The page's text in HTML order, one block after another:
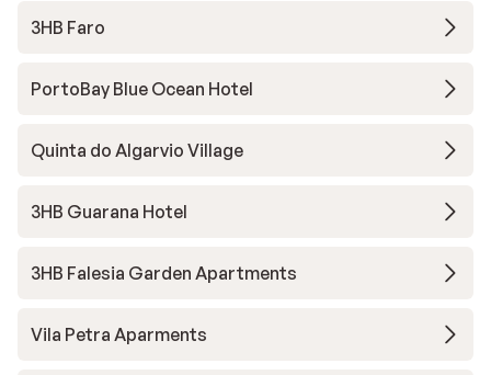
3HB Faro
PortoBay Blue Ocean Hotel
Quinta do Algarvio Village
3HB Guarana Hotel
3HB Falesia Garden Apartments
Vila Petra Aparments